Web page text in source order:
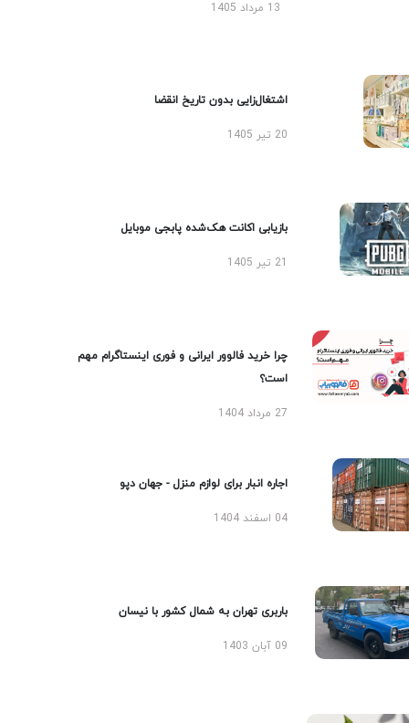
13 مرداد 1405
اشتغال‌زایی بدون تاریخ انقضا
20 تیر 1405
بازیابی اکانت هک‌شده پابجی موبایل
چرا خرید فالوور ایرانی و فوری اینستاگرام مهم
است؟
27 مرداد 1404
اجاره انبار برای لوازم منزل - جهان دپو
04 اسفند 1404
باربری تهران به شمال کشور با نیسان
09 آبان 1403